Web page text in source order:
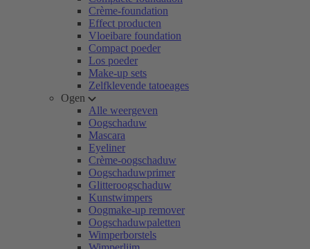
Crème-foundation
Effect producten
Vloeibare foundation
Compact poeder
Los poeder
Make-up sets
Zelfklevende tatoeages
Ogen
Alle weergeven
Oogschaduw
Mascara
Eyeliner
Crème-oogschaduw
Oogschaduwprimer
Glitteroogschaduw
Kunstwimpers
Oogmake-up remover
Oogschaduwpaletten
Wimperborstels